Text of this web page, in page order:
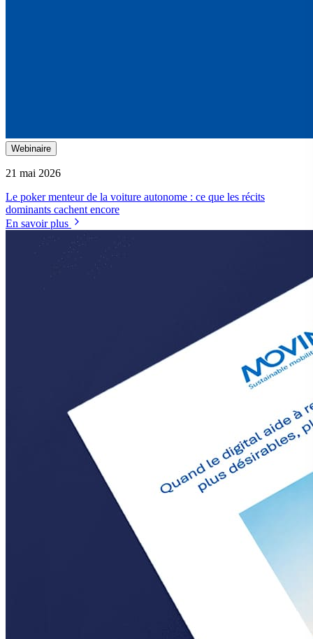
Webinaire
21 mai 2026
Le poker menteur de la voiture autonome : ce que les récits
dominants cachent encore
En savoir plus